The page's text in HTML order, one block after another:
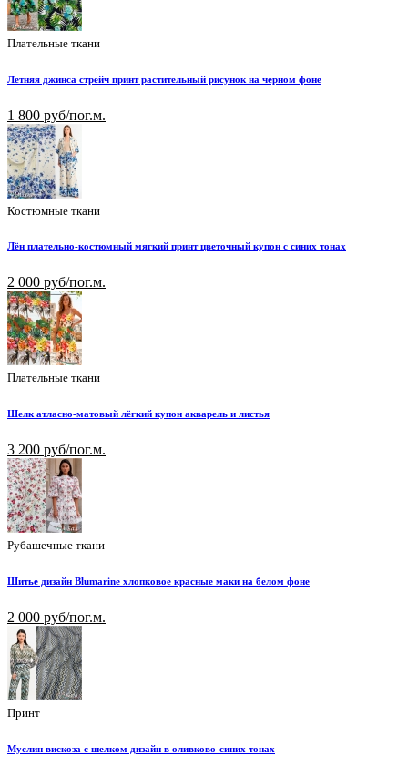
Плательные ткани
Летняя джинса стрейч принт растительный рисунок на черном фоне
1 800 руб/пог.м.
Костюмные ткани
Лён плательно-костюмный мягкий принт цветочный купон с синих тонах
2 000 руб/пог.м.
Плательные ткани
Шелк атласно-матовый лёгкий купон акварель и листья
3 200 руб/пог.м.
Рубашечные ткани
Шитье дизайн Blumarine хлопковое красные маки на белом фоне
2 000 руб/пог.м.
Принт
Муслин вискоза с шелком дизайн в оливково-синих тонах